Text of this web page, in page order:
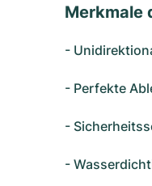
Merkmale
-
- Perfekte
-
-